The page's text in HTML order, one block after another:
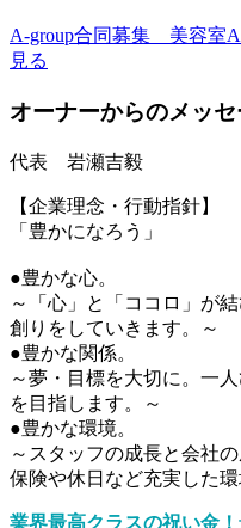
A-group合同募集 美容室
見る
オーナーからのメッ
代表 岩瀬吉毅
【企業理念・行動指針】
「豊かになろう」
●豊かな心。
～「心」と「ココロ」が
創りをしていきます。～
●豊かな関係。
～夢・目標を大切に。一
を目指します。～
●豊かな環境。
～スタッフの成長と会社
保険や休日など充実した
業界最高クラスの祝い金